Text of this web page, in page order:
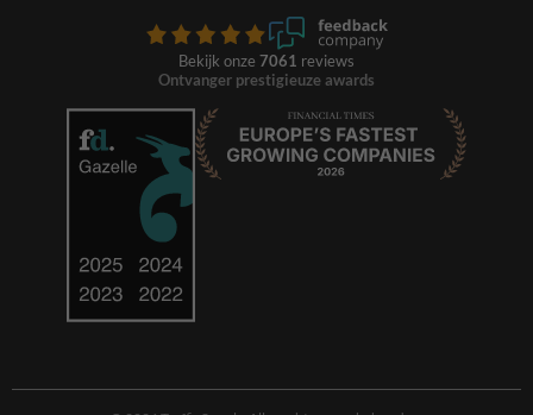
Bekijk onze 7061 reviews
Ontvanger prestigieuze awards